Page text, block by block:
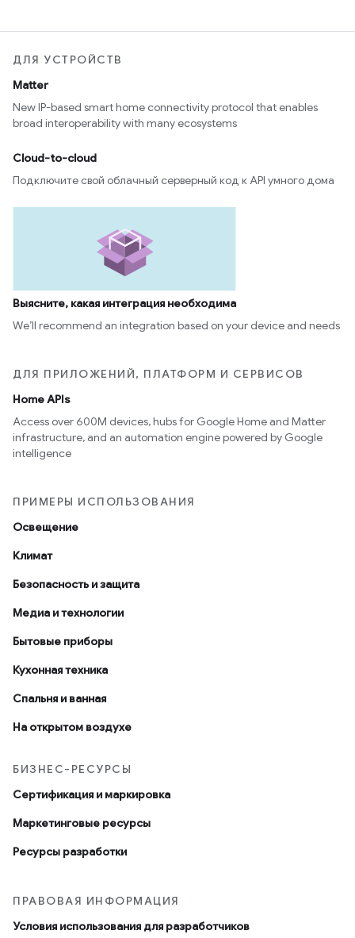
ДЛЯ УСТРОЙСТВ
Matter
New IP-based smart home connectivity protocol that enables
broad interoperability with many ecosystems
Cloud-to-cloud
Подключите свой облачный серверный код к API умного дома
Выясните, какая интеграция необходима
We’ll recommend an integration based on your device and needs
ДЛЯ ПРИЛОЖЕНИЙ, ПЛАТФОРМ И СЕРВИСОВ
Home APIs
Access over 600M devices, hubs for Google Home and Matter
infrastructure, and an automation engine powered by Google
intelligence
ПРИМЕРЫ ИСПОЛЬЗОВАНИЯ
Освещение
Климат
Безопасность и защита
Медиа и технологии
Бытовые приборы
Кухонная техника
Спальня и ванная
На открытом воздухе
БИЗНЕС-РЕСУРСЫ
Сертификация и маркировка
Маркетинговые ресурсы
Ресурсы разработки
ПРАВОВАЯ ИНФОРМАЦИЯ
Условия использования для разработчиков